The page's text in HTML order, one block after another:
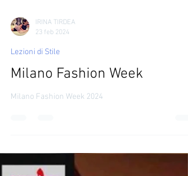
IRINA TIRDEA
Lezioni di Stile
Milano Fashion Week